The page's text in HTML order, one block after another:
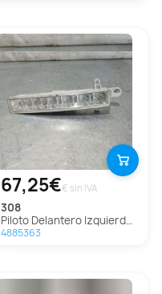
67,25€€ sin IVA
308
Piloto Delantero Izquierdo para Peugeot 308
4885363